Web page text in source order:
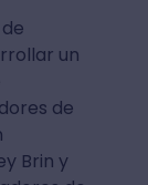
un
de
Brin y